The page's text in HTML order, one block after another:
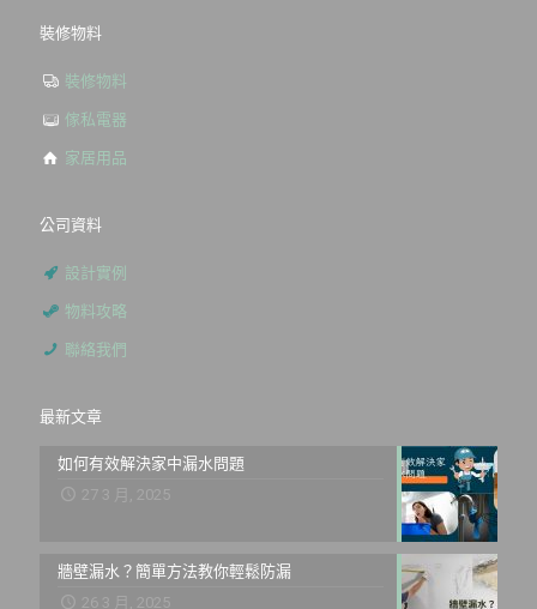
裝修物料
裝修物料
傢私電器
家居用品
公司資料
設計實例
物料攻略
聯絡我們
最新文章
如何有效解決家中漏水問題
27 3 月, 2025
牆壁漏水？簡單方法教你輕鬆防漏
26 3 月, 2025